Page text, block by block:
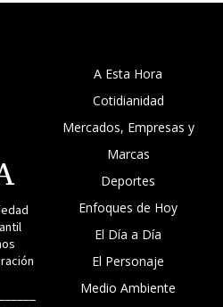
A Esta Hora
Cotidianidad
Mercados, Empresas y
Marcas
Deportes
Enfoques de Hoy
El Día a Día
El Personaje
Medio Ambiente